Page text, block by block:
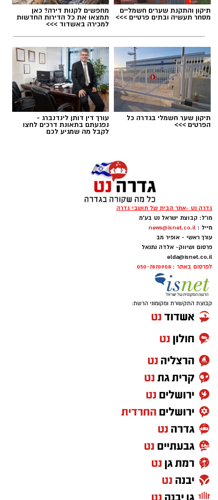
תגים:טד
יש לכם מידע חשוב שטרם נחשף? צילומים מאירוע
חדשותי? מצאתם טעות בכתבה? נשמח שתשתפו
אותנו
תיקון והתקנת שערים חשמליים
מסחר תעשיה ובתים פרטיים >>>
מחפשים לקנות דירה? כאן
תמצאו את כל הדירות החדשות
למכירה באשדוד >>>
תיקון שער חשמלי בגדרה כל
הפרטים >>>
עורך דין דותן לינדנברג -
נפגעתם בתאונת דרכים לחצו
לקבל מה שמגיע לכם
גדרה נט -אתר הבית של תושבי גדרה
מו"ל: קבוצת ישראל נט בע"מ
מייל : news@isnet.co.il
עורך ראשי - אופיר מב
פרסום ושיווק- אלדה נתנאל
elda@isnet.co.il
לפרסום באתר : 050-7870908
קבוצת התקשורת ומקומוני הרשת: